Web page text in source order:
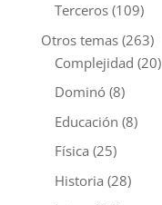
Terceros(109)
Otros temas(263)
Complejidad (20)
Dominó(8)
Educación (8)
Física (25)
Historia (28)